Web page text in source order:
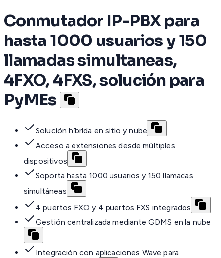
Conmutador IP-PBX para
hasta 1000 usuarios y 150
llamadas simultaneas,
4FXO, 4FXS, solución para
PyMEs
Solución híbrida en sitio y nube
Acceso a extensiones desde múltiples
dispositivos
Soporta hasta 1000 usuarios y 150 llamadas
simultáneas
4 puertos FXO y 4 puertos FXS integrados
Gestión centralizada mediante GDMS en la nube
Integración con aplicaciones Wave para